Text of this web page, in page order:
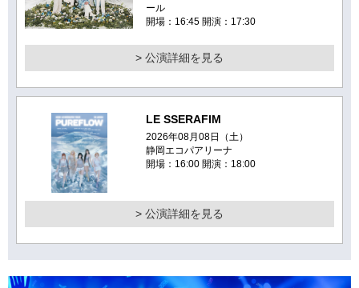
ール
開場：16:45 開演：17:30
> 公演詳細を見る
LE SSERAFIM
2026年08月08日（土）
静岡エコパアリーナ
開場：16:00 開演：18:00
> 公演詳細を見る